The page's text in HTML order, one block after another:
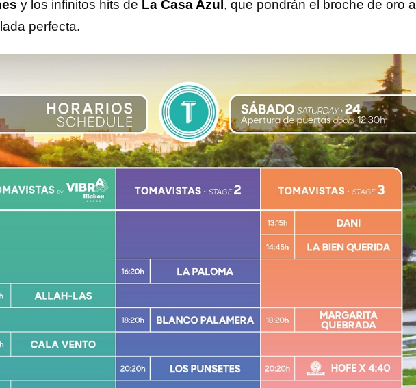
y los infinitos hits de La Casa Azul , que pondrán el broche de oro a
perfecta.